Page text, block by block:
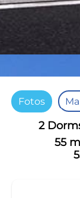
Fotos
2
55